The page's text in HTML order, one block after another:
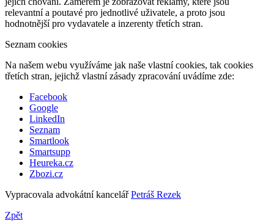
relevantní a poutavé pro jednotlivé uživatele, a proto jsou
hodnotnější pro vydavatele a inzerenty třetích stran.
Seznam cookies
Na našem webu využíváme jak naše vlastní cookies, tak cookies
třetích stran, jejichž vlastní zásady zpracování uvádíme zde:
Facebook
Google
LinkedIn
Seznam
Smartlook
Smartsupp
Heureka.cz
Zbozi.cz
Vypracovala advokátní kancelářPetráš Rezek
Zpět